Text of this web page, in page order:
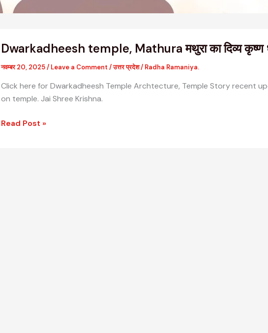
Dwarkadheesh temple, Mathura मथुरा का दिव्य कृष्ण
नवम्बर 20, 2025/ Leave a Comment /उत्तर प्रदेश/ Radha Ramaniya.
Click here for Dwarkadheesh Temple Archtecture, Temple Story recent
on temple. Jai Shree Krishna.
temple, Mathura
दिव्य
कृष्ण
Read Post »